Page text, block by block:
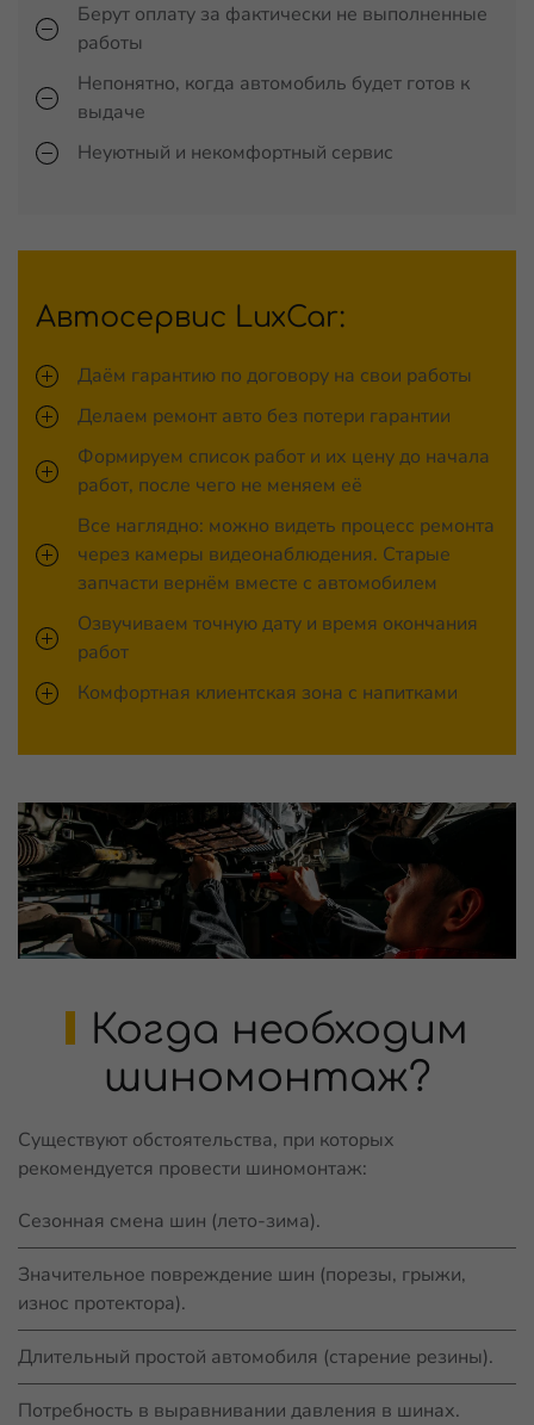
Берут оплату за фактически не выполненные
работы
Непонятно, когда автомобиль будет готов к
выдаче
Неуютный и некомфортный сервис
Автосервис LuxCar:
Даём гарантию по договору на свои работы
Делаем ремонт авто без потери гарантии
Формируем список работ и их цену до начала
работ, после чего не меняем её
Все наглядно: можно видеть процесс ремонта
через камеры видеонаблюдения. Старые
запчасти вернём вместе с автомобилем
Озвучиваем точную дату и время окончания
работ
Комфортная клиентская зона с напитками
Когда необходим
шиномонтаж?
Существуют обстоятельства, при которых
рекомендуется провести шиномонтаж:
Сезонная смена шин (лето-зима).
Значительное повреждение шин (порезы, грыжи,
износ протектора).
Длительный простой автомобиля (старение резины).
Потребность в выравнивании давления в шинах.